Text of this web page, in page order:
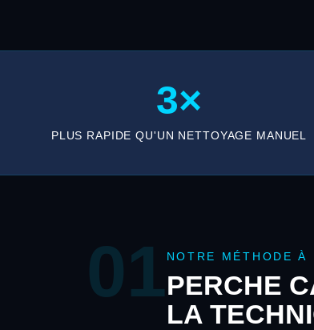
3×
PLUS RAPIDE QU'UN NETTOYAGE MANUEL
01 NOTRE MÉTHODE À
PERCHE
LA